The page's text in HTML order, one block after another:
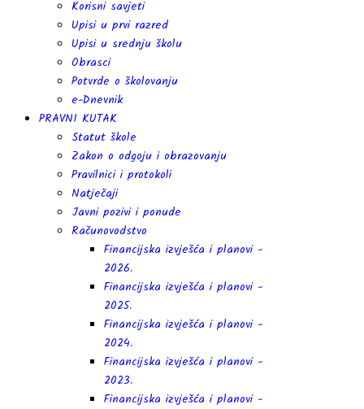
Korisni savjeti
Upisi u prvi razred
Upisi u srednju školu
Obrasci
Potvrde o školovanju
e-Dnevnik
PRAVNI KUTAK
Statut škole
Zakon o odgoju i obrazovanju
Pravilnici i protokoli
Natječaji
Javni pozivi i ponude
Računovodstvo
Financijska izvješća i planovi -
2026.
Financijska izvješća i planovi -
2025.
Financijska izvješća i planovi -
2024.
Financijska izvješća i planovi -
2023.
Financijska izvješća i planovi -